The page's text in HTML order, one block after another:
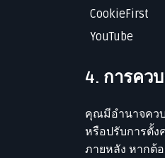
CookieFirst
YouTube
4. การคว
คุณมีอำนาจคว
หรือปรับการตั้ง
ภายหลัง หากต้